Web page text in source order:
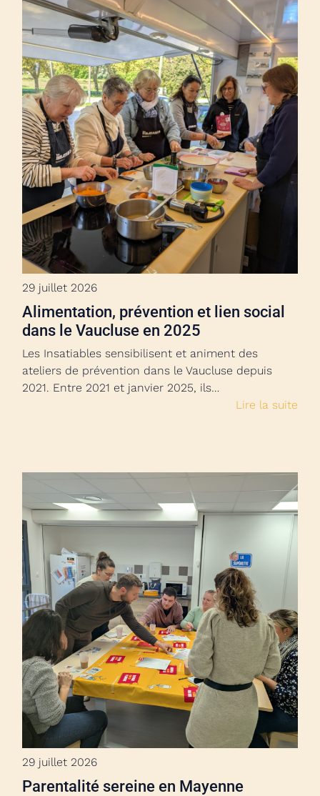
29 juillet 2026
Alimentation, prévention et lien social
dans le Vaucluse en 2025
Les Insatiables sensibilisent et animent des
ateliers de prévention dans le Vaucluse depuis
2021. Entre 2021 et janvier 2025, ils…
Lire la suite
29 juillet 2026
Parentalité sereine en Mayenne